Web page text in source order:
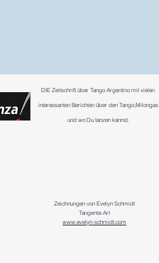
DIE Zeitschrift über Tango Argentino mit vielen
interessanten Berichten über den Tango,Milongas
und wo Du tanzen kannst.
Zeichnungen von Evelyn Schmidt
Tangenta-Art
www.evelyn-schmidt.com